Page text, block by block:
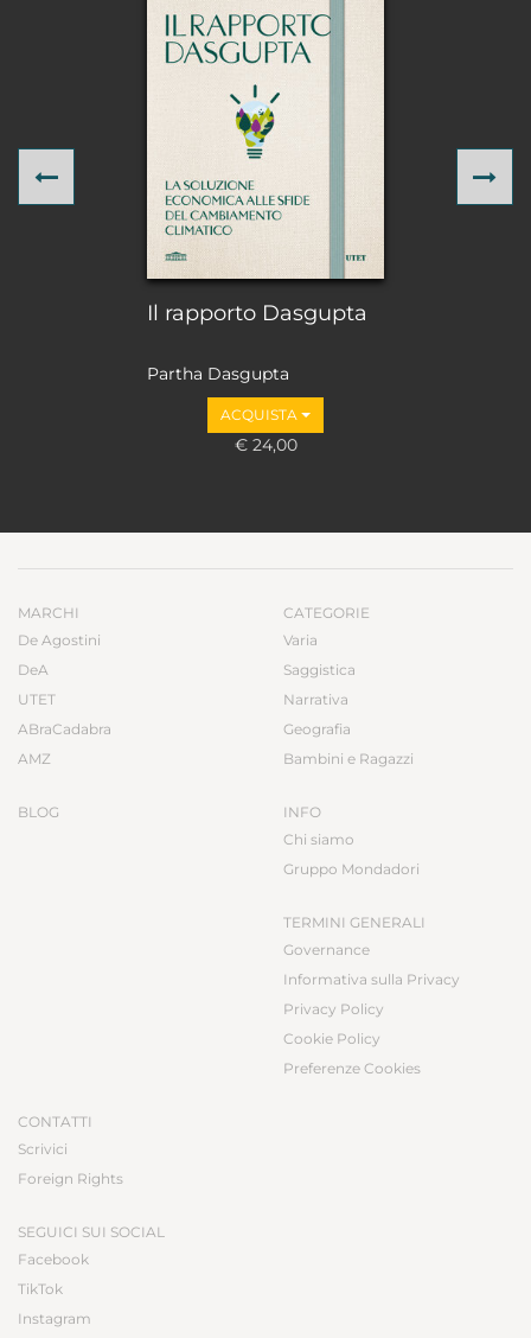
Il rapporto Dasgupta
Partha Dasgupta
ACQUISTA
€ 24,00
Previous
MARCHI
De Agostini
DeA
UTET
ABraCadabra
AMZ
BLOG
CATEGORIE
Varia
Saggistica
Narrativa
Geografia
Bambini e Ragazzi
INFO
Chi siamo
Gruppo Mondadori
TERMINI GENERALI
Governance
Informativa sulla Privacy
Privacy Policy
Cookie Policy
Preferenze Cookies
CONTATTI
Scrivici
Foreign Rights
SEGUICI SUI SOCIAL
Facebook
TikTok
Instagram